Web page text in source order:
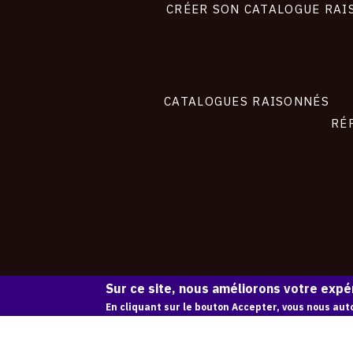
CRÉER SON CATALOGUE
CATALOGUES RAISONNÉS
Sur ce site, nous améliorons votre
En cliquant sur le bouton Accepter, vous nous